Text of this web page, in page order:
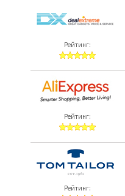
Рейтинг:
Рейтинг:
Рейтинг: